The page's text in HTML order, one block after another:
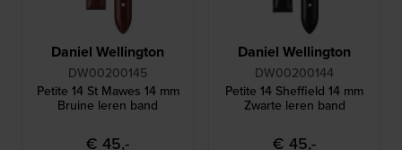
Daniel Wellington
DW00200145
Petite 14 St Mawes 14 mm
Bruine leren band
€ 45,-
Daniel Wellington
DW00200144
Petite 14 Sheffield 14 mm
Zwarte leren band
€ 45,-